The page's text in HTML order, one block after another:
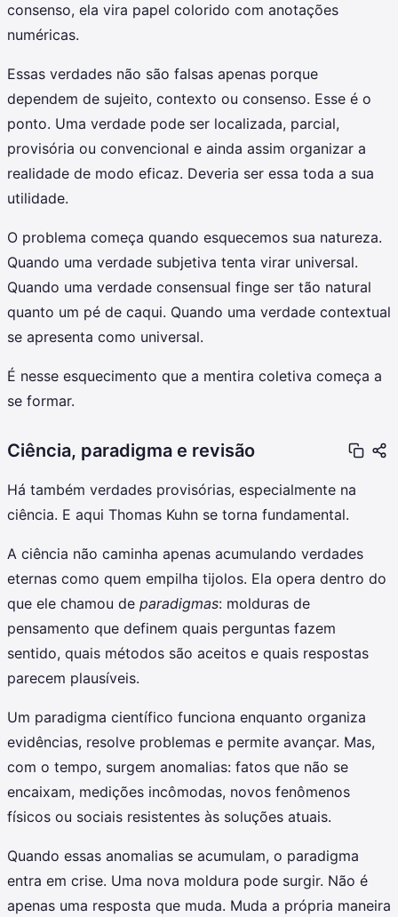
consenso, ela vira papel colorido com anotações
numéricas.
Essas verdades não são falsas apenas porque
dependem de sujeito, contexto ou consenso. Esse é o
ponto. Uma verdade pode ser localizada, parcial,
provisória ou convencional e ainda assim organizar a
realidade de modo eficaz. Deveria ser essa toda a sua
utilidade.
O problema começa quando esquecemos sua natureza.
Quando uma verdade subjetiva tenta virar universal.
Quando uma verdade consensual finge ser tão natural
quanto um pé de caqui. Quando uma verdade contextual
se apresenta como universal.
É nesse esquecimento que a mentira coletiva começa a
se formar.
Ciência, paradigma e revisão
Há também verdades provisórias, especialmente na
ciência. E aqui Thomas Kuhn se torna fundamental.
A ciência não caminha apenas acumulando verdades
eternas como quem empilha tijolos. Ela opera dentro do
que ele chamou de paradigmas: molduras de
pensamento que definem quais perguntas fazem
sentido, quais métodos são aceitos e quais respostas
parecem plausíveis.
Um paradigma científico funciona enquanto organiza
evidências, resolve problemas e permite avançar. Mas,
com o tempo, surgem anomalias: fatos que não se
encaixam, medições incômodas, novos fenômenos
físicos ou sociais resistentes às soluções atuais.
Quando essas anomalias se acumulam, o paradigma
entra em crise. Uma nova moldura pode surgir. Não é
apenas uma resposta que muda. Muda a própria maneira